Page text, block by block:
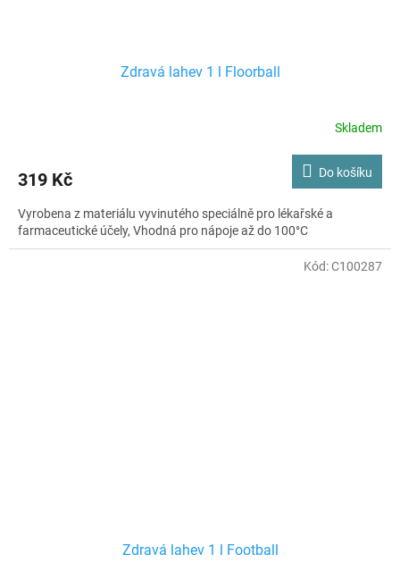
Zdravá lahev 1 l Floorball
Skladem
319 Kč Do košíku
Vyrobena z materiálu vyvinutého speciálně pro lékařské a
farmaceutické účely, Vhodná pro nápoje až do 100°C
Zdravá lahev 1 l Football
Kód:C100287